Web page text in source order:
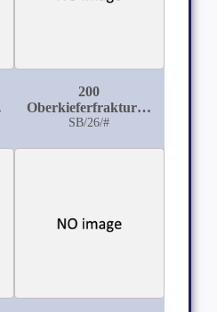
200
Oberkieferfrakturen
im Sinne der Le
SB/26/#